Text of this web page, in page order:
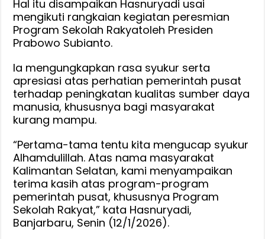
di
Kalsel
Hal itu disampaikan Hasnuryadi usai
mengikuti rangkaian kegiatan peresmian
Program Sekolah Rakyatoleh Presiden
Prabowo Subianto.
Ia mengungkapkan rasa syukur serta
apresiasi atas perhatian pemerintah pusat
terhadap peningkatan kualitas sumber daya
manusia, khususnya bagi masyarakat
kurang mampu.
“Pertama-tama tentu kita mengucap syukur
Alhamdulillah. Atas nama masyarakat
Kalimantan Selatan, kami menyampaikan
terima kasih atas program-program
pemerintah pusat, khususnya Program
Sekolah Rakyat,” kata Hasnuryadi,
Banjarbaru, Senin (12/1/2026).